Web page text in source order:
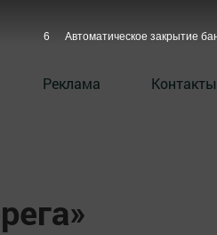
Реклама Контакты
6 Автоматическое закрытие